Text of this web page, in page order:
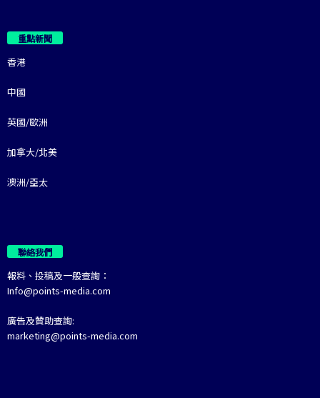
重點新聞
香港
中國
英國/歐洲
加拿大/北美
澳洲/亞太
聯絡我們
報料、投稿及一般查詢：
Info@points-media.com
廣告及贊助查詢:
marketing@points-media.com